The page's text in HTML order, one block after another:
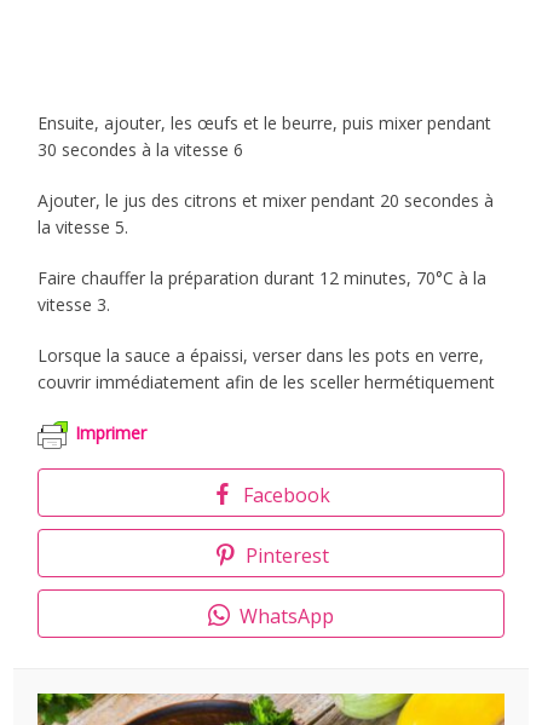
Ensuite, ajouter, les œufs et le beurre, puis mixer pendant
30 secondes à la vitesse 6
Ajouter, le jus des citrons et mixer pendant 20 secondes à
la vitesse 5.
Faire chauffer la préparation durant 12 minutes, 70°C à la
vitesse 3.
Lorsque la sauce a épaissi, verser dans les pots en verre,
couvrir immédiatement afin de les sceller hermétiquement
Imprimer
Facebook
Pinterest
WhatsApp